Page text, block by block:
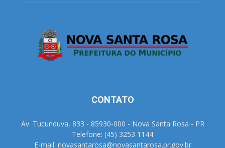
CONTATO
Av. Tucunduva, 833 - 85930-000 - Nova Santa Rosa - PR
Telefone: (45) 3253 1144
E-mail: novasantarosa@novasantarosa.pr.gov.br